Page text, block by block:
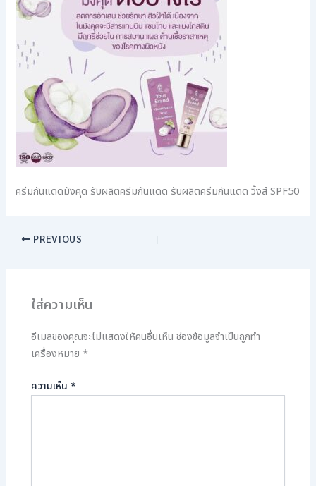
ครีมกันแดดมังคุด รับผลิตครีมกันแดด รับผลิตครีมกันแดด วิ้งส์ SPF50
PREVIOUS
ใส่ความเห็น
อีเมลของคุณจะไม่แสดงให้คนอื่นเห็น ช่องข้อมูลจำเป็นถูกทำ
เครื่องหมาย*
ความเห็น*